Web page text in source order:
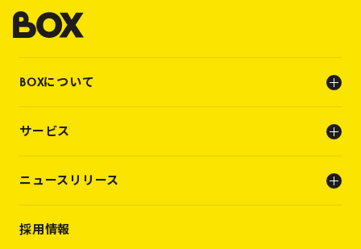
BOXについて
ビジョン
サービス
キャリアビルディング支援（転職支援）
ニュースリリース
PRESS RELEASE
採用情報